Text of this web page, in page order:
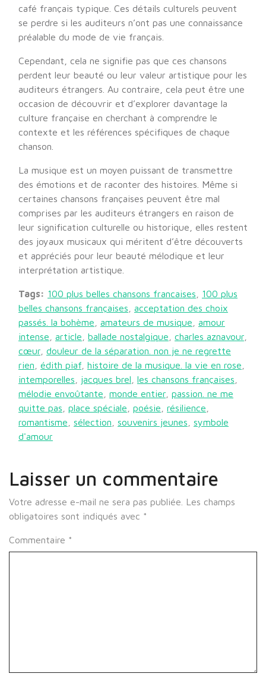
café français typique. Ces détails culturels peuvent
se perdre si les auditeurs n’ont pas une connaissance
préalable du mode de vie français.
Cependant, cela ne signifie pas que ces chansons
perdent leur beauté ou leur valeur artistique pour les
auditeurs étrangers. Au contraire, cela peut être une
occasion de découvrir et d’explorer davantage la
culture française en cherchant à comprendre le
contexte et les références spécifiques de chaque
chanson.
La musique est un moyen puissant de transmettre
des émotions et de raconter des histoires. Même si
certaines chansons françaises peuvent être mal
comprises par les auditeurs étrangers en raison de
leur signification culturelle ou historique, elles restent
des joyaux musicaux qui méritent d’être découverts
et appréciés pour leur beauté mélodique et leur
interprétation artistique.
Tags: 100 plus belles chansons francaises
100 plus
belles chansons françaises
acceptation des choix
passés. la bohème
amateurs de musique
amour
intense
article ballade nostalgique charles aznavour
cœur douleur de la séparation. non je ne regrette
rien
édith piaf histoire de la musique. la vie en rose
intemporelles
jacques brel les chansons françaises
mélodie envoûtante
monde entier passion. ne me
quitte pas
place spéciale poésie résilience
romantisme
sélection souvenirs jeunes
symbole
d'amour
Laisser un commentaire
Votre adresse e-mail ne sera pas publiée.
Les champs
obligatoires sont indiqués avec *
Commentaire *